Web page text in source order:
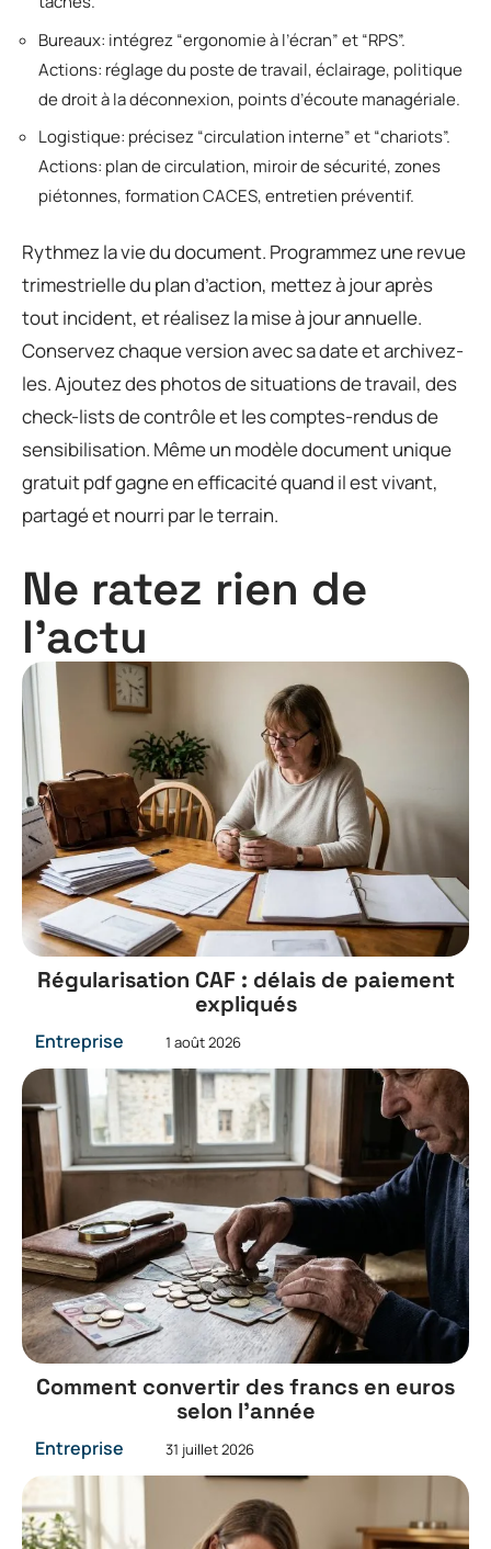
Bureaux: intégrez “ergonomie à l’écran” et “RPS”.
Actions: réglage du poste de travail, éclairage, politique
de droit à la déconnexion, points d’écoute managériale.
Logistique: précisez “circulation interne” et “chariots”.
Actions: plan de circulation, miroir de sécurité, zones
piétonnes, formation CACES, entretien préventif.
Rythmez la vie du document. Programmez une revue
trimestrielle du plan d’action, mettez à jour après
tout incident, et réalisez la mise à jour annuelle.
Conservez chaque version avec sa date et archivez-
les. Ajoutez des photos de situations de travail, des
check-lists de contrôle et les comptes-rendus de
sensibilisation. Même un modèle document unique
gratuit pdf gagne en efficacité quand il est vivant,
partagé et nourri par le terrain.
Ne ratez rien de
l'actu
Régularisation CAF : délais de paiement
expliqués
Entreprise 1 août 2026
Comment convertir des francs en euros
selon l’année
Entreprise 31 juillet 2026